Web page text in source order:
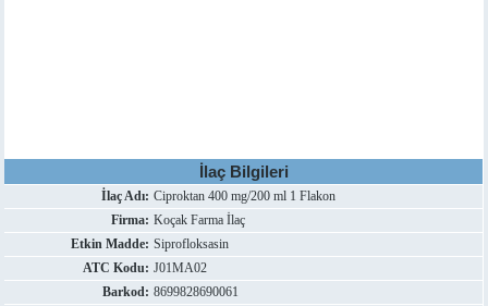
İlaç Bilgileri
İlaç Adı: Ciproktan 400 mg/200 ml 1 Flakon
Firma: Koçak Farma İlaç
Etkin Madde: Siprofloksasin
ATC Kodu: J01MA02
Barkod: 8699828690061